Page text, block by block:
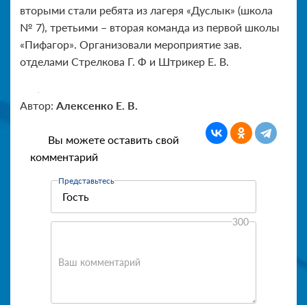
вторыми стали ребята из лагеря «Дуслык» (школа
№ 7), третьими – вторая команда из первой школы
«Пифагор». Организовали мероприятие зав.
отделами Стрелкова Г. Ф и Штрикер Е. В.
Автор: Алексенко Е. В.
Вы можете оставить свой
комментарий
Представьтесь
Ваш комментарий
300